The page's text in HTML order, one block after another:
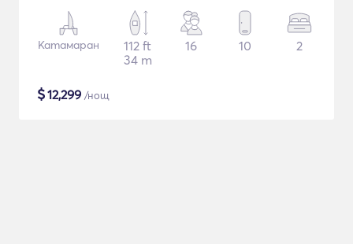
Катамаран
112 ft
34 m
16 10 2
$12,299 /нощ